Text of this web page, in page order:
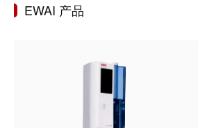
EWAI 产品